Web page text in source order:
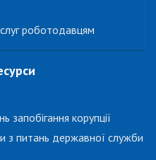
роботодавцям
запобігання корупції
з питань державної служби